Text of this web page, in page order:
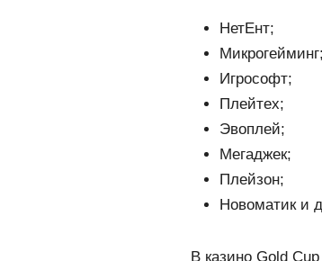
НетЕнт;
Микрогейминг;
Игрософт;
Плейтех;
Эвоплей;
Мегаджек;
Плейзон;
Новоматик и
В казино Gold